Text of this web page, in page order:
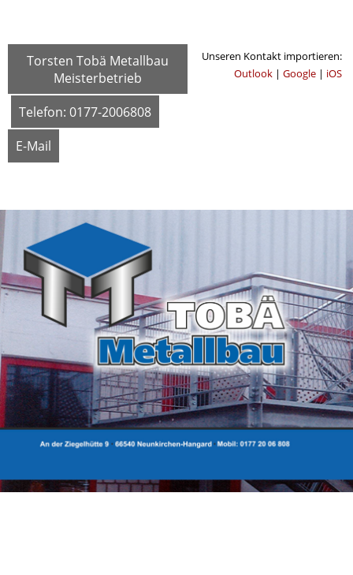
Torsten Tobä Metallbau
Meisterbetrieb
Telefon: 0177-2006808
E-Mail
Unseren Kontakt importieren:
Outlook| Google| iOS